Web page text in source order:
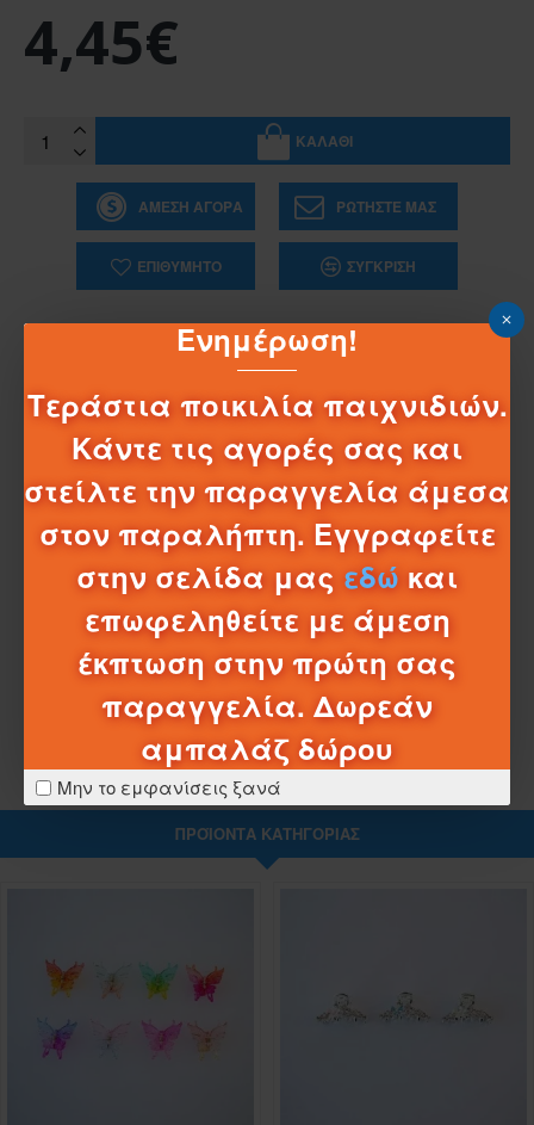
Ενημέρωση!
Τεράστια ποικιλία παιχνιδιών.
Κάντε τις αγορές σας και
στείλτε την παραγγελία άμεσα
στον παραλήπτη. Εγγραφείτε
στην σελίδα μας εδώ και
επωφεληθείτε με άμεση
έκπτωση στην πρώτη σας
παραγγελία. Δωρεάν
αμπαλάζ δώρου
Μην το εμφανίσεις ξανά
4,45€
ΚΑΛΆΘΙ
ΆΜΕΣΗ ΑΓΟΡΆ ΡΩΤΉΣΤΕ ΜΑΣ
ΕΠΙΘΥΜΗΤΌ ΣΎΓΚΡΙΣΗ
ΚΛΑΜΕΡ ΣΤΡΑΣ ΨΑΡΙ
ΧΑΡΑΚΤΗΡΙΣΤΙΚΆ
ΣΧΈΔΙΑ - ΜΠΑΤΑΡΊΕΣ
ΛΕΠΤΟΜΈΡΕΙΕΣ ΑΠΟΣΤΟΛΉΣ
ΠΡΟΪΌΝΤΑ ΚΑΤΗΓΟΡΊΑΣ